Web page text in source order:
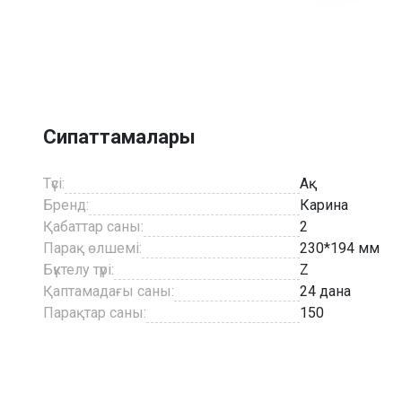
3
Сипаттамалары
Түсі:
Ақ
Бренд:
Карина
Қабаттар саны:
2
Парақ өлшемі:
230*194 мм
Бүктелу түрі:
Z
Қаптамадағы саны:
24 дана
Парақтар саны:
150